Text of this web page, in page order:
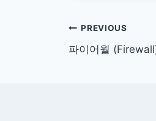
글
탐
PREVIOUS
파이어월